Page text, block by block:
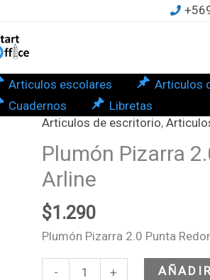
Articulos escolares Articulos
Cuadernos
Libretas
Articulos de escritorio,
Plumón Pizarra
Arline
$1.290
Plumón Pizarra 2.0 Punta
-
Plumón
Pizarra
2.0
Punta
Redonda
Rojo
Arline
cantidad
+
Punta
Arline